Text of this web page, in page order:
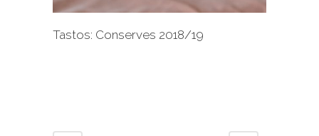
Tastos: Conserves 2018/19